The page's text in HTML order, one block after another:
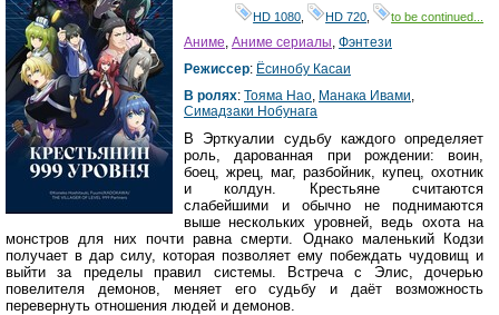
HD 1080 HD 720 to be continued...
Аниме Аниме сериалы Фэнтези
Режиссер: Ёсинобу Касаи
В ролях: Тояма Нао Манака Ивами
Симадзаки Нобунага
В Эрткуалии судьбу каждого определяет
роль, дарованная при рождении: воин,
боец, жрец, маг, разбойник, купец, охотник
и колдун. Крестьяне считаются
слабейшими и обычно не поднимаются
выше нескольких уровней, ведь охота на
монстров для них почти равна смерти. Однако маленький Кодзи
получает в дар силу, которая позволяет ему побеждать чудовищ и
выйти за пределы правил системы. Встреча с Элис, дочерью
повелителя демонов, меняет его судьбу и даёт возможность
перевернуть отношения людей и демонов.